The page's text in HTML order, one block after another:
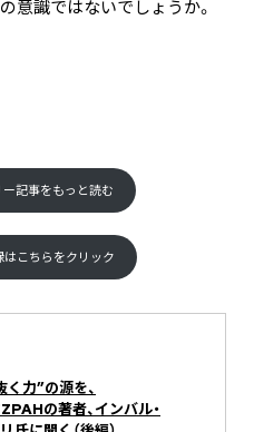
意識ではないでしょうか。
ー記事をもっと読む
こちらをクリック
く力”の源を、
の著者、インバル・